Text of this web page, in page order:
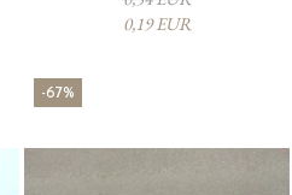
0,19 EUR
-67%